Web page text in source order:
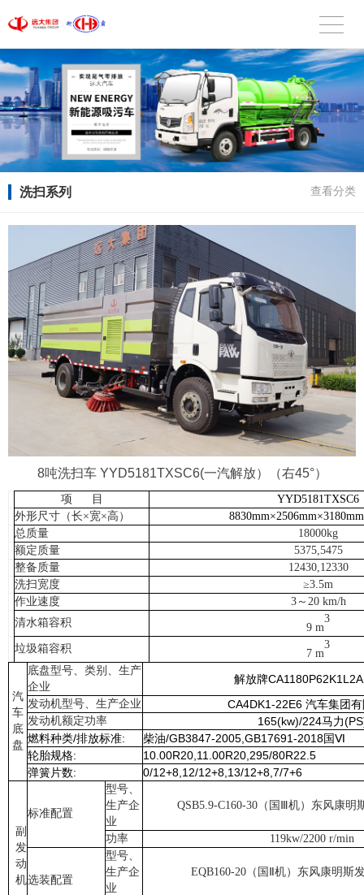
洗扫系列 查看分类
8吨洗扫车 YYD5181TXSC6(一汽解放）（右45°）
项 目
YYD5181TXSC6
外形尺寸（长×宽×高）
8830mm×2506mm×
总质量
18000kg
额定质量
5375,5475
整备质量
12430,12330
洗扫宽度
≥3.5m
作业速度
3～20 km/h
清水箱容积
9 m
3
垃圾箱容积 7 m
3
汽
车
底
盘
底盘型号、类别、生产
企业
解放牌
发动机型号、生产企业 CA4DK1-22E6 汽车集团
发动机额定功率
165(kw)/224马力
燃料种类/排放标准: 柴油/GB3847-2005,GB17691-2018国Ⅵ
轮胎规格:
10.00R20,11.00R20,295/80R22.5
弹簧片数:
0/12+8,12/12+8,13/12+8,7/7+6
副
发
动
机
标准配置
型号、
生产企
业
QSB5.9-C160-30（国 机）东风康明
功率 11 9kw/2200 r/min
选装配置
型号、
生产企
业
EQB160-20（国Ⅱ机）东风康明斯